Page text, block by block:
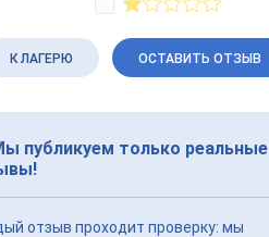
К ЛАГЕРЮ ОСТАВИТЬ ОТЗЫВ
публикуем только реальные
отзыв проходит проверку: мы